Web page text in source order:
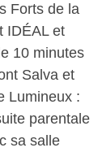
Forts de la
IDÉAL et
10 minutes
Salva et
Lumineux :
parentale
sa salle